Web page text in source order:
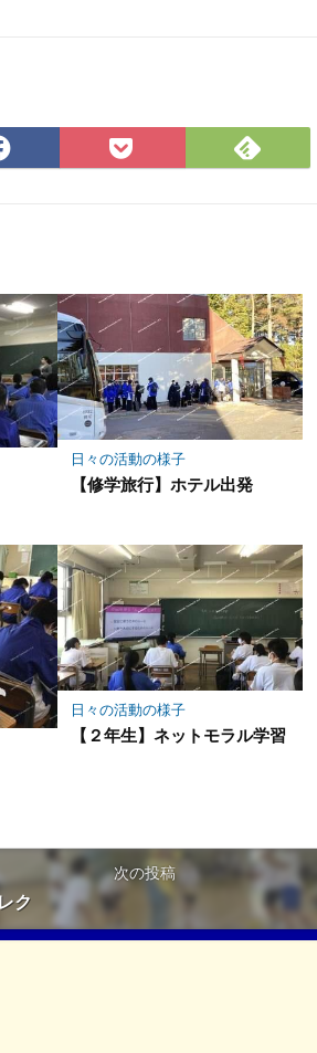
Facebook
で
Pocket
に
Feedly
で
日々の活動の様子
【修学旅行】ホテル出発
日々の活動の様子
【２年生】ネットモラル学習
次の投稿
ク